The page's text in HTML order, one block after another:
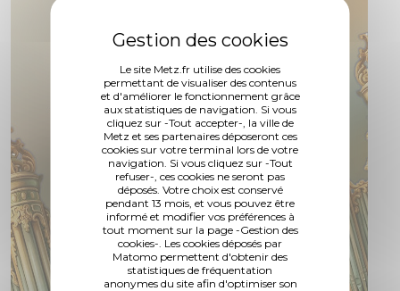
Le site Metz.fr utilise des cookies
permettant de visualiser des contenus
et d'améliorer le fonctionnement grâce
aux statistiques de navigation. Si vous
cliquez sur -Tout accepter-, la ville de
Metz et ses partenaires déposeront ces
cookies sur votre terminal lors de votre
navigation. Si vous cliquez sur -Tout
refuser-, ces cookies ne seront pas
déposés. Votre choix est conservé
pendant 13 mois, et vous pouvez être
informé et modifier vos préférences à
tout moment sur la page -Gestion des
cookies-. Les cookies déposés par
Matomo permettent d'obtenir des
statistiques de fréquentation
anonymes du site afin d'optimiser son